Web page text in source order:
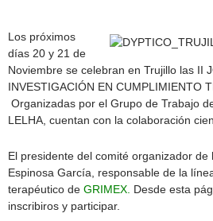
Los próximos
días 20 y 21 de
Noviembre se celebran en Trujillo las II
INVESTIGACIÓN EN CUMPLIMIENTO
Organizadas por el Grupo de Trabajo
LELHA, cuentan con la colaboración
El presidente del comité organizador de
Espinosa García, responsable de la
terapéutico de GRIMEX. Desde esta
inscribiros y participar.